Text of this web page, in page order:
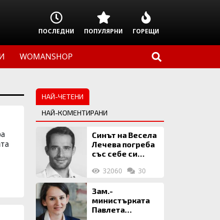
ПОСЛЕДНИ ПОПУЛЯРНИ ГОРЕЩИ
WOMANSHOP
НАЙ-ЧЕТЕНИ
НАЙ-КОМЕНТИРАНИ
Синът на Весела
Лечева погреба
със себе си
млн. евро
32060 30
Зам.-
министърката
Павлета